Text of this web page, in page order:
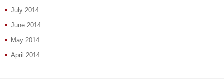
July 2014
June 2014
May 2014
April 2014